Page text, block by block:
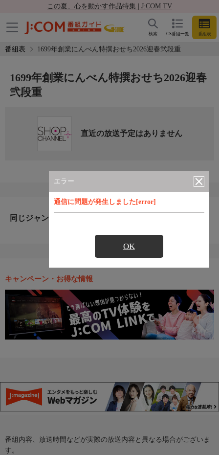
この夏、心を動かす作品特集 | J:COM TV
CS番組一覧 番組表
検索
番組表 1699年創業にんべん特撰おせち2026迎春弐段重
エラー
通信に問題が発生しました[error]
OK
1699年創業にんべん特撰おせち2026迎春
弐段重
直近の放送予定はありません
同じジャンルのおすすめ番組
キャンペーン・お得な情報
番組内容、放送時間などが実際の放送内容と異なる場合がございま
す。